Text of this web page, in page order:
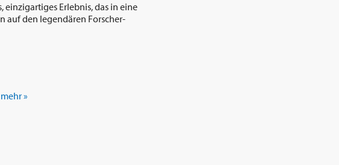
Erlebnis, das in eine
auf den legendären Forscher-
mehr »